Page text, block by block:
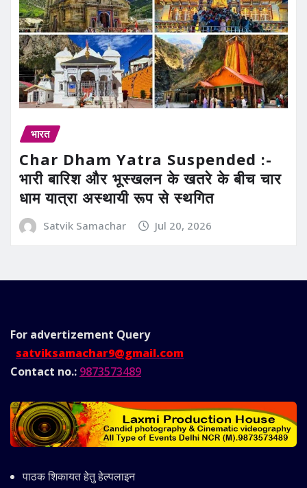
भारत
Char Dham Yatra Suspended :-
भारी बारिश और भूस्खलन के खतरे के बीच चार
धाम यात्रा अस्थायी रूप से स्थगित
Satvik Samachar Jul 20, 2026
For advertizement Query
satviksamachar9@gmail.com
Contact no.: 9873573489
पाठक शिकायत हेतु हेल्पलाइन